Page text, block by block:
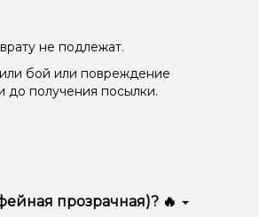
не подлежат.
бой или повреждение
до получения посылки.
прозрачная)? 🔥